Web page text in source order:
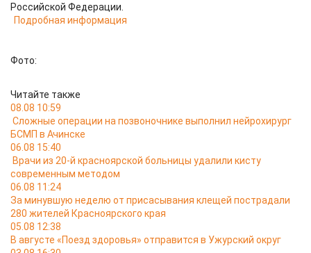
Российской Федерации.
Подробная информация
Фото:
Читайте также
08.08 10:59
Сложные операции на позвоночнике выполнил нейрохирург
БСМП в Ачинске
06.08 15:40
Врачи из 20-й красноярской больницы удалили кисту
современным методом
06.08 11:24
За минувшую неделю от присасывания клещей пострадали
280 жителей Красноярского края
05.08 12:38
В августе «Поезд здоровья» отправится в Ужурский округ